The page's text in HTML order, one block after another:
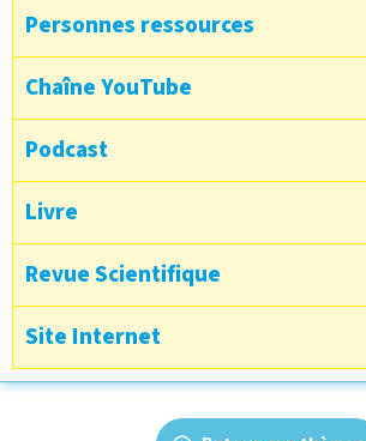
Personnes ressources
Chaîne YouTube
Podcast
Livre
Revue Scientifique
Site Internet